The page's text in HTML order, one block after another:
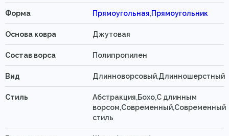
Форма Прямоугольная,Прямоугольник
Основа ковра Джутовая
Состав ворса Полипропилен
Вид Длинноворсовый,Длинношерстный
Стиль
Абстракция,Бохо,С длинным
ворсом,Современный,Современный
стиль